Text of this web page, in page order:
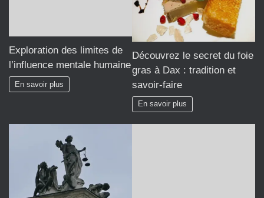
Exploration des limites de
l’influence mentale humaine
En savoir plus
Découvrez le secret du foie
gras à Dax : tradition et
savoir-faire
En savoir plus